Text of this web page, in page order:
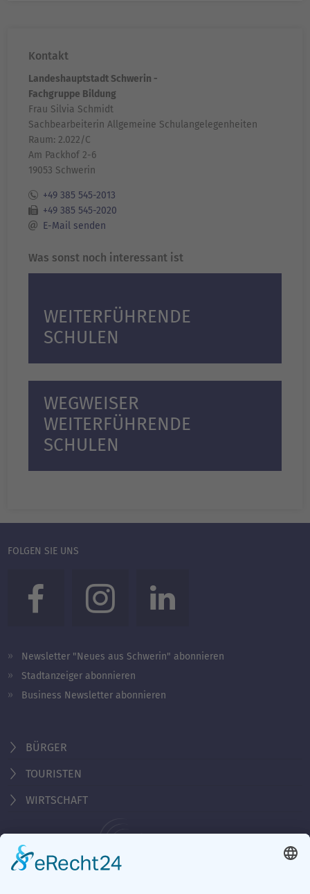
Kontakt
Landeshauptstadt Schwerin -
Fachgruppe Bildung
Frau Silvia Schmidt
Sachbearbeiterin Allgemeine Schulangelegenheiten
Raum: 2.022/C
Am Packhof 2-6
19053 Schwerin
+49 385 545-2013
+49 385 545-2020
E-Mail senden
Was sonst noch interessant ist
WEITER­FÜHRENDE
SCHULEN
WEGWEISER
WEITERFÜHRENDE
SCHULEN
FOLGEN SIE UNS
Newsletter "Neues aus Schwerin" abonnieren
Stadtanzeiger abonnieren
Business Newsletter abonnieren
BÜRGER
TOURISTEN
WIRTSCHAFT
Behördennummer 115